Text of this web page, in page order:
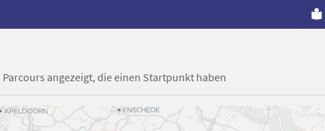
angezeigt, die einen Startpunkt haben